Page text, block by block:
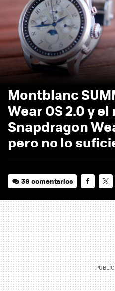
Montblanc
Wear OS 2.0 y el
Snapdragon
pero no lo
39 comentarios